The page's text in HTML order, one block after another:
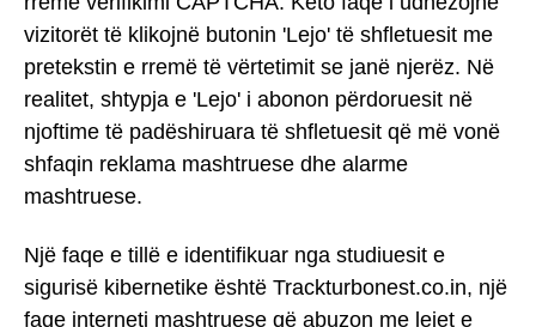
vizitorët të klikojnë butonin 'Lejo' të shfletuesit me
pretekstin e rremë të vërtetimit se janë njerëz. Në
realitet, shtypja e 'Lejo' i abonon përdoruesit në
njoftime të padëshiruara të shfletuesit që më vonë
shfaqin reklama mashtruese dhe alarme
mashtruese.
Një faqe e tillë e identifikuar nga studiuesit e
sigurisë kibernetike është Trackturbonest.co.in, një
faqe interneti mashtruese që abuzon me lejet e